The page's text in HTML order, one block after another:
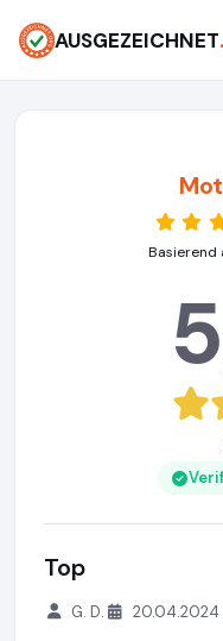
AUSGEZEICHNET
Basierend
Top
G. D. 20.04.2024